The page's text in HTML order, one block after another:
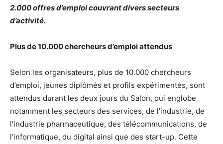
2.000 offres d’emploi couvrant divers secteurs
d’activité.
Plus de 10.000 chercheurs d’emploi attendus
Selon les organisateurs, plus de 10.000 chercheurs
d’emploi, jeunes diplômés et profils expérimentés, sont
attendus durant les deux jours du Salon, qui englobe
notamment les secteurs des services, de l’industrie, de
l’industrie pharmaceutique, des télécommunications, de
l’informatique, du digital ainsi que des start-up. Cette